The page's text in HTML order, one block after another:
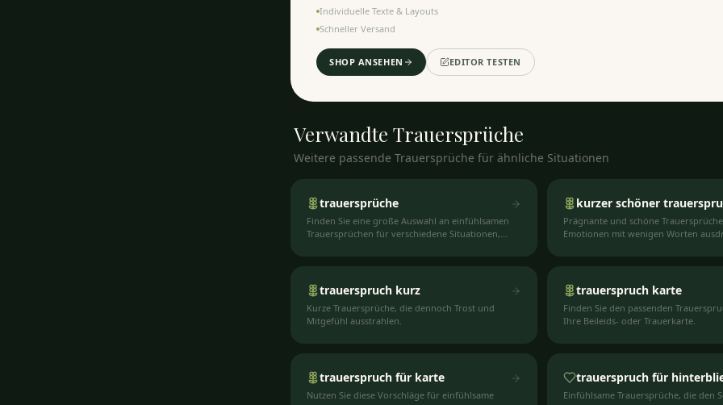
Individuelle Texte & Layouts
Schneller Versand
SHOP ANSEHEN EDITOR TESTEN
Verwandte Trauersprüche
Weitere passende Trauersprüche für ähnliche Situationen
trauersprüche
Finden Sie eine große Auswahl an einfühlsamen
Trauersprüchen für verschiedene Situationen,
kurzer schöner
Prägnante und schöne
Emotionen mit wenigen Worten
trauerspruch kurz
Kurze Trauersprüche, die dennoch Trost und
Mitgefühl ausstrahlen.
trauerspruch karte
Finden Sie den passenden
Ihre Beileids- oder Trauerkarte.
trauerspruch für karte
Nutzen Sie diese Vorschläge für einfühlsame
trauerspruch für
Einfühlsame Trauersprüche, die den